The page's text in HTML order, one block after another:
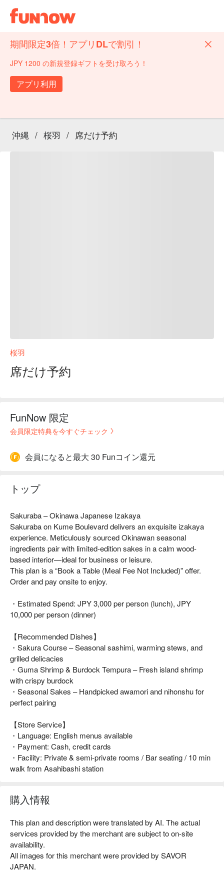
期間限定3倍！アプリDLで割引！
JPY 1200 の新規登録ギフトを受け取ろう！
アプリ利用
沖縄 / 桜羽 / 席だけ予約
桜羽
席だけ予約
FunNow 限定
会員限定特典を今すぐチェック
会員になると最大 30 Funコイン還元
トップ
Sakuraba – Okinawa Japanese Izakaya
Sakuraba on Kume Boulevard delivers an exquisite izakaya
experience. Meticulously sourced Okinawan seasonal
ingredients pair with limited-edition sakes in a calm wood-
based interior—ideal for business or leisure.
This plan is a “Book a Table (Meal Fee Not Included)” offer.
Order and pay onsite to enjoy.
・Estimated Spend: JPY 3,000 per person (lunch), JPY
10,000 per person (dinner)
【Recommended Dishes】
・Sakura Course – Seasonal sashimi, warming stews, and
grilled delicacies
・Guma Shrimp & Burdock Tempura – Fresh island shrimp
with crispy burdock
・Seasonal Sakes – Handpicked awamori and nihonshu for
perfect pairing
【Store Service】
・Language: English menus available
・Payment: Cash, credit cards
・Facility: Private & semi-private rooms / Bar seating / 10 min
walk from Asahibashi station
購入情報
This plan and description were translated by AI. The actual
services provided by the merchant are subject to on-site
availability.
All images for this merchant were provided by SAVOR
JAPAN.